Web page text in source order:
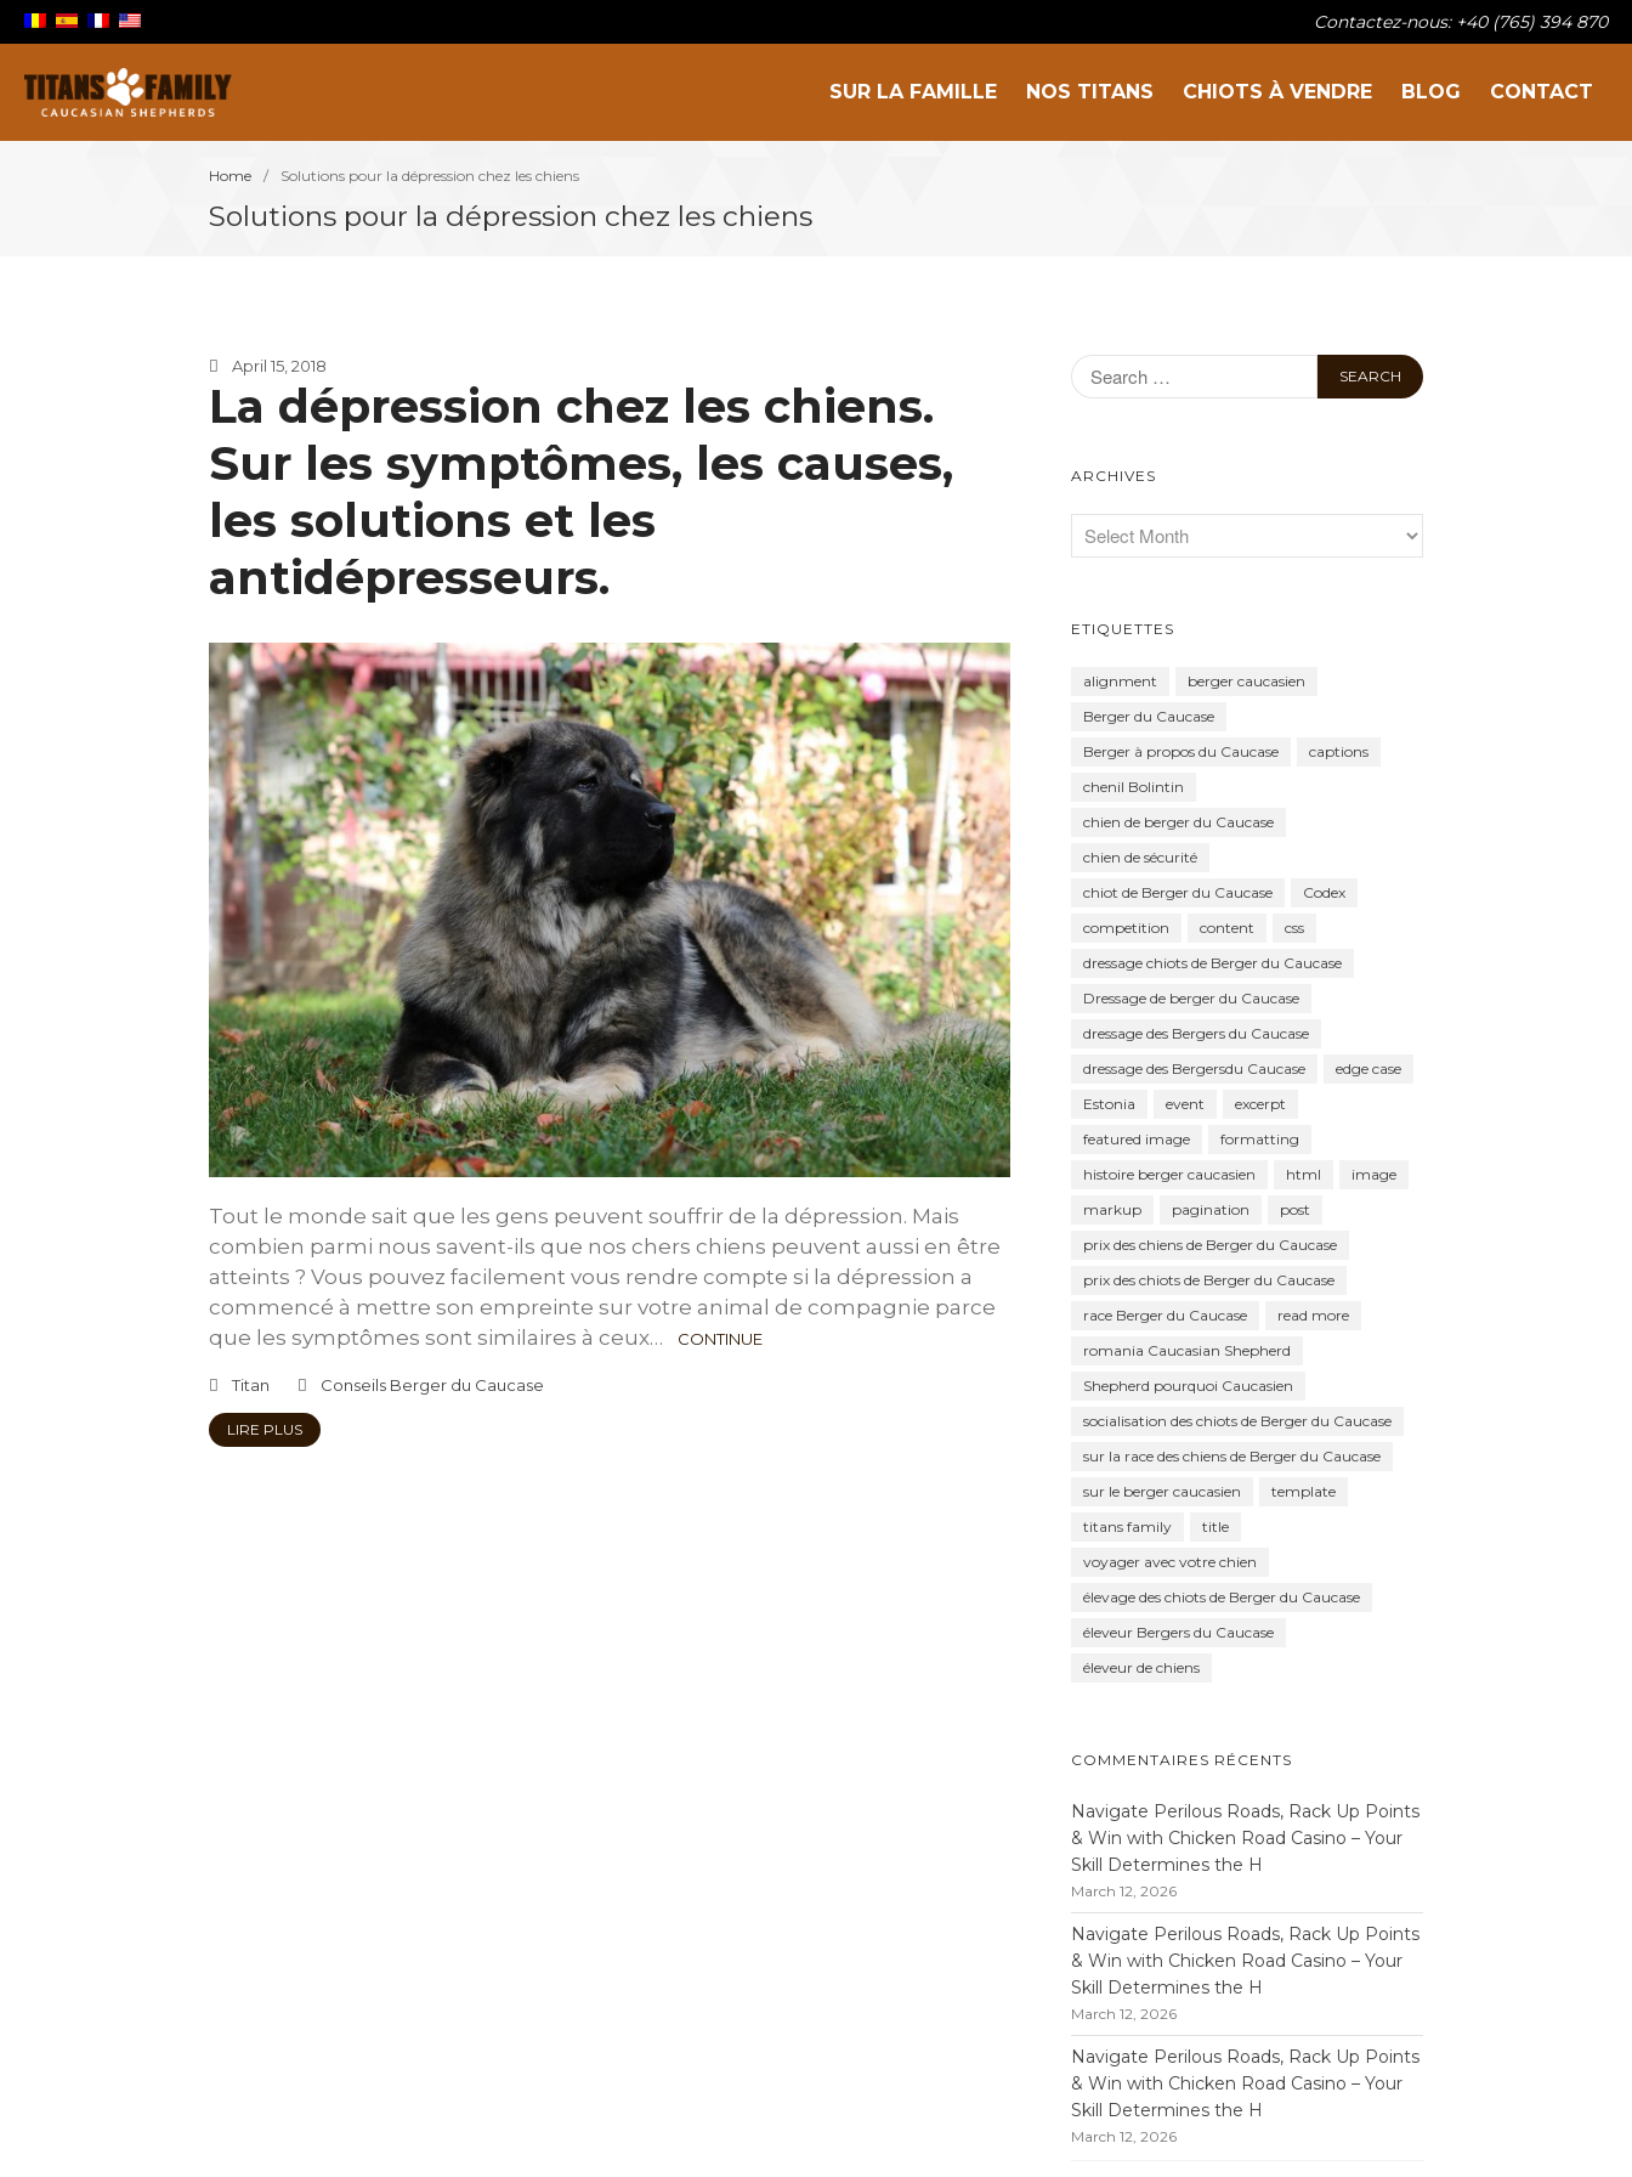
Contactez-nous: +40 (765) 394 870
SUR LA FAMILLE NOS TITANS CHIOTS À VENDRE BLOG CONTACT
Home / Solutions pour la dépression chez les chiens
Solutions pour la dépression chez les chiens
April 15, 2018
La dépression chez les chiens.
Sur les symptômes, les causes,
les solutions et les
antidépresseurs.
Tout le monde sait que les gens peuvent souffrir de la dépression. Mais
combien parmi nous savent-ils que nos chers chiens peuvent aussi en être
atteints ? Vous pouvez facilement vous rendre compte si la dépression a
commencé à mettre son empreinte sur votre animal de compagnie parce
que les symptômes sont similaires à ceux…
CONTINUE
Titan Conseils Berger du Caucase
LIRE PLUS
ARCHIVES
ETIQUETTES
alignment
berger caucasien
Berger du Caucase
Berger à propos du Caucase
captions
chenil Bolintin
chien de berger du Caucase
chien de sécurité
chiot de Berger du Caucase
Codex
competition
content
css
dressage chiots de Berger du Caucase
Dressage de berger du Caucase
dressage des Bergers du Caucase
dressage des Bergersdu Caucase
edge case
Estonia
event
excerpt
featured image
formatting
histoire berger caucasien
html
image
markup
pagination
post
prix des chiens de Berger du Caucase
prix des chiots de Berger du Caucase
race Berger du Caucase
read more
romania Caucasian Shepherd
Shepherd pourquoi Caucasien
socialisation des chiots de Berger du Caucase
sur la race des chiens de Berger du Caucase
sur le berger caucasien
template
titans family
title
voyager avec votre chien
élevage des chiots de Berger du Caucase
éleveur Bergers du Caucase
éleveur de chiens
COMMENTAIRES RÉCENTS
Navigate Perilous Roads, Rack Up Points
& Win with Chicken Road Casino – Your
Skill Determines the H
March 12, 2026
Navigate Perilous Roads, Rack Up Points
& Win with Chicken Road Casino – Your
Skill Determines the H
March 12, 2026
Navigate Perilous Roads, Rack Up Points
& Win with Chicken Road Casino – Your
Skill Determines the H
March 12, 2026